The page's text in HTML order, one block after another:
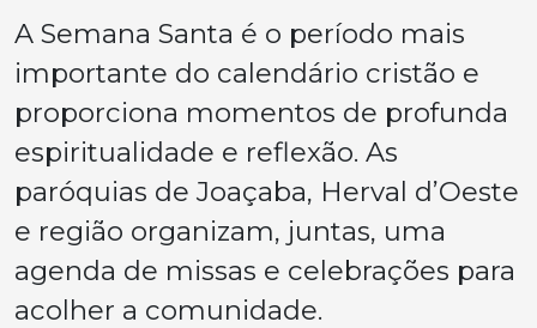
A Semana Santa é o período mais
importante do calendário cristão e
proporciona momentos de profunda
espiritualidade e reflexão. As
paróquias de Joaçaba, Herval d’Oeste
e região organizam, juntas, uma
agenda de missas e celebrações para
acolher a comunidade.